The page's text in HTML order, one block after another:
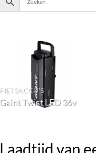
FIETSACCU'S
Gaint Twist LED 36v
Laadtijd van